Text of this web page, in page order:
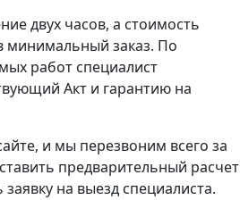
двух часов, а стоимость
минимальный заказ. По
работ специалист
Акт и гарантию на
и мы перезвоним всего за
предварительный расчет
на выезд специалиста.